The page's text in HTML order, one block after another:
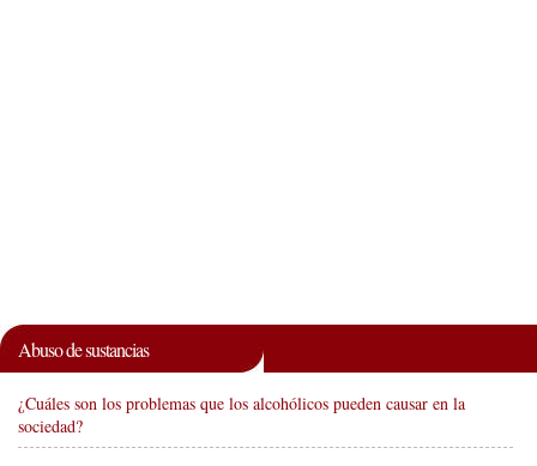
Abuso de sustancias
¿Cuáles son los problemas que los alcohólicos pueden causar en la
sociedad?